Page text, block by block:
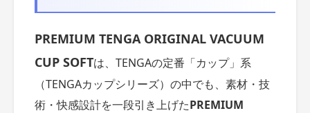
PREMIUM TENGA ORIGINAL VACUUM
CUP SOFTは、TENGAの定番「カップ」系
（TENGAカップシリーズ）の中でも、素材・技
術・快感設計を一段引き上げたPREMIUM